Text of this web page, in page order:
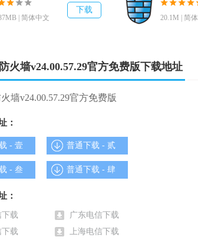
对钓鱼网站的拦截能力。
频、网页和软件广告，
绿色环境。
具箱
优化、IP自动切换、
网速保护、共享管理、
| 简体中文
下载
20.1M | 简体
火墙v24.00.57.29官方免费版下载地址
墙v24.00.57.29官方免费版
：
- 壹 普通下载 - 贰
- 叁 普通下载 - 肆
：
载
广东电信下载
载
上海电信下载